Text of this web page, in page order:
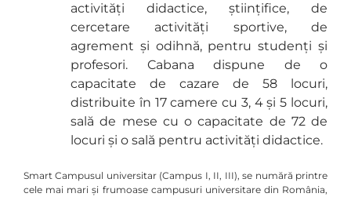
activități didactice, științifice, de
cercetare activități sportive, de
agrement și odihnă, pentru studenți și
profesori. Cabana dispune de o
capacitate de cazare de 58 locuri,
distribuite în 17 camere cu 3, 4 și 5 locuri,
sală de mese cu o capacitate de 72 de
locuri și o sală pentru activități didactice.
Smart Campusul universitar (Campus I, II, III), se numără printre
cele mai mari și frumoase campusuri universitare din România,